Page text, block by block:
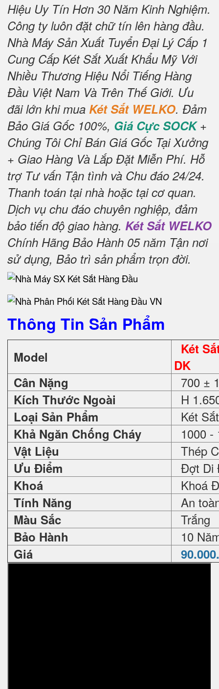
Hiệu Uy Tín Hơn 30 Năm Kinh Nghiệm.
Công ty luôn đặt chữ tín lên hàng đầu.
Nhà Máy Sản Xuất Tuyển Đại Lý Cấp 1
Cung Cấp Két Sắt Xuất Khẩu Mỹ Với
Nhiều Thương Hiệu Nổi Tiếng Hàng
Đầu Việt Nam Và Trên Thế Giới. Ưu
đãi lớn khi mua Két Sắt WELKO. Đảm
Bảo Giá Gốc 100%, Giá Cực SOCK+
Chúng Tôi Chỉ Bán Giá Gốc Tại Xưởng
+ Giao Hàng Và Lắp Đặt Miễn Phí. Hỗ
trợ Tư vấn Tận tình và Chu đáo 24/24.
Thanh toán tại nhà hoặc tại cơ quan.
Dịch vụ chu đáo chuyên nghiệp, đảm
bảo tiến độ giao hàng. Két Sắt WELKO
Chính Hãng Bảo Hành 05 năm Tận nơi
sử dụng, Bảo trì sản phẩm trọn đời.
Thông Tin Sản Phẩm
Model
Két
DK
Cân Nặng
700 ±
Kích Thước Ngoài H
Loại Sản Phẩm Két
Khả Ngăn Chống Cháy 1000 -
Vật Liệu Thép
Ưu Điểm Đợt Di
Khoá Khoá
Tính Năng An
Màu Sắc Trắng
Bảo Hành 10
Giá